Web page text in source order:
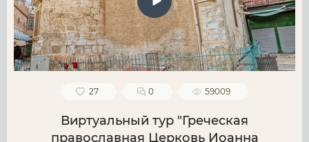
27 0 59009
Виртуальный тур "Греческая
православная Церковь Иоанна